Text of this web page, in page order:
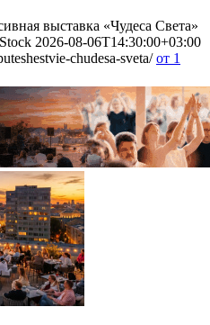
выставка «Чудеса Света»
2026-08-06T14:30:00+03:00
chudesa-sveta/ от 1